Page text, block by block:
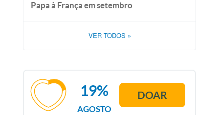
Papa à França em setembro
VER TODOS »
AGOSTO
19% DOAR